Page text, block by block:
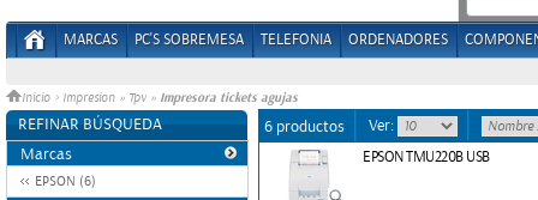
MARCAS PC'S SOBREMESA TELEFONIA ORDENADORES
Inicio > Impresion » Tpv » Impresora tickets agujas
REFINAR BÚSQUEDA
Marcas
EPSON (6)
6 productos Ver:
EPSON TMU220B USB